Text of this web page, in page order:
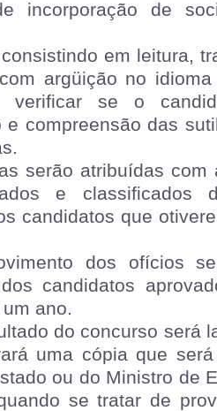
incorporação de
em leitura,
argüição no
verificar se o
e compreensão das
serão atribuídas
e
candidatos que
dos ofícios
candidatos
ano.
do concurso será
uma cópia que
ou do Ministro de
se tratar de